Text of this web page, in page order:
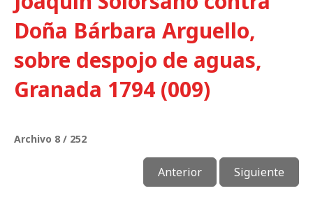
Doña Bárbara Arguello,
sobre despojo de aguas,
Granada 1794 (009)
Archivo 8 / 252
Anterior Siguiente